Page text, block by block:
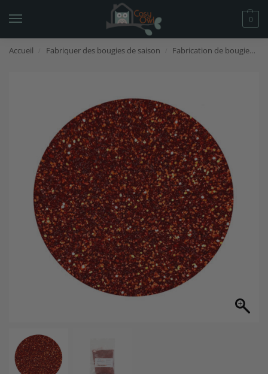
0
Accueil Fabriquer des bougies de saison Fabrication de bougies de Noël